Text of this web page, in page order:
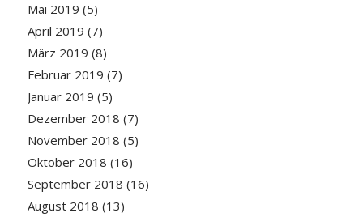
Mai 2019 (5)
April 2019 (7)
März 2019 (8)
Februar 2019 (7)
Januar 2019 (5)
Dezember 2018 (7)
November 2018 (5)
Oktober 2018 (16)
September 2018 (16)
August 2018 (13)